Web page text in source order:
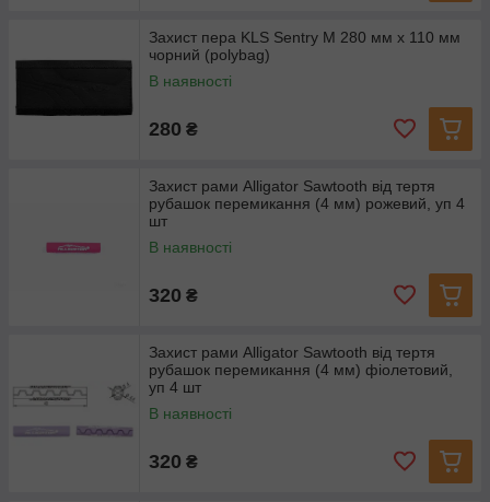
Захист пера KLS Sentry M 280 мм x 110 мм
чорний (polybag)
В наявності
280 ₴
Захист рами Alligator Sawtooth від тертя
рубашок перемикання (4 мм) рожевий, уп 4
шт
В наявності
320 ₴
Захист рами Alligator Sawtooth від тертя
рубашок перемикання (4 мм) фіолетовий,
уп 4 шт
В наявності
320 ₴